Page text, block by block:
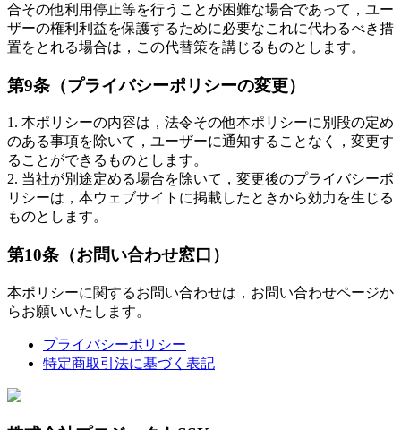
合その他利用停止等を行うことが困難な場合であって，ユー
ザーの権利利益を保護するために必要なこれに代わるべき措
置をとれる場合は，この代替策を講じるものとします。
第9条（プライバシーポリシーの変更）
1. 本ポリシーの内容は，法令その他本ポリシーに別段の定め
のある事項を除いて，ユーザーに通知することなく，変更す
ることができるものとします。
2. 当社が別途定める場合を除いて，変更後のプライバシーポ
リシーは，本ウェブサイトに掲載したときから効力を生じる
ものとします。
第10条（お問い合わせ窓口）
本ポリシーに関するお問い合わせは，お問い合わせページか
らお願いいたします。
プライバシーポリシー
特定商取引法に基づく表記